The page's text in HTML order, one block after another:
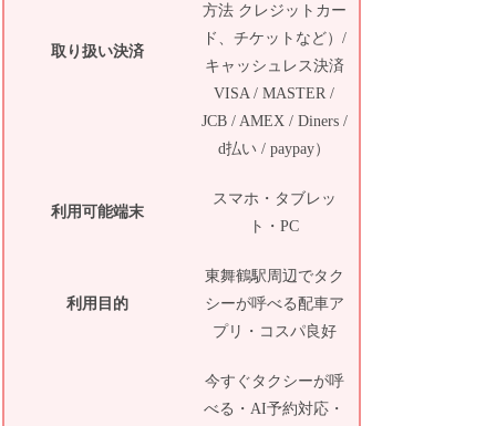
取り扱い決済
方法 クレジットカー
ド、チケットなど）/
キャッシュレス決済
VISA / MASTER /
JCB / AMEX / Diners /
d払い / paypay）
利用可能端末
スマホ・タブレッ
ト・PC
利用目的
東舞鶴駅周辺でタク
シーが呼べる配車ア
プリ・コスパ良好
今すぐタクシーが呼
べる・AI予約対応・